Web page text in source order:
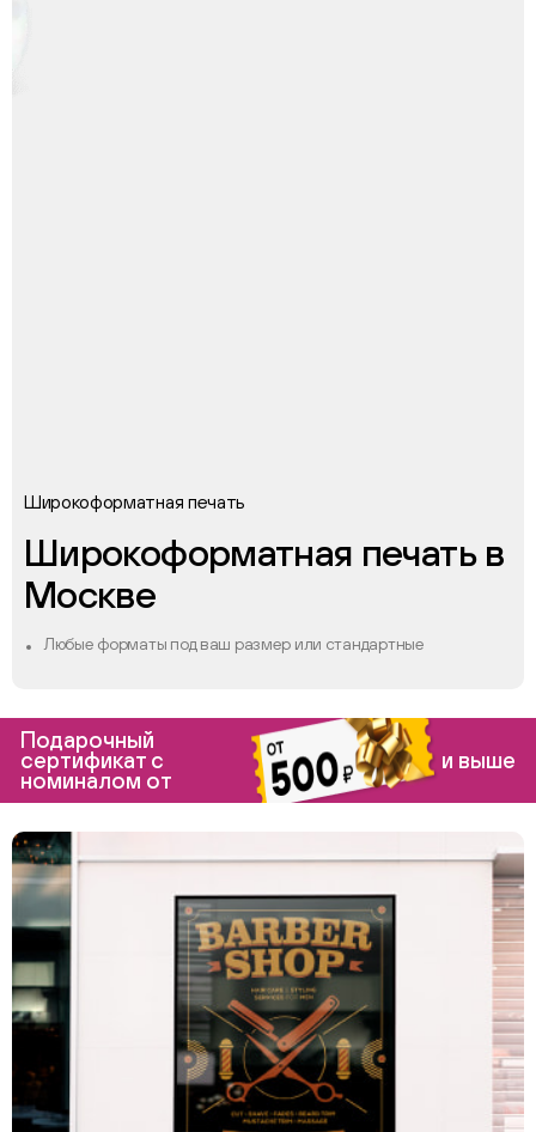
Широкоформатная печать
Широкоформатная печать в
Москве
Любые форматы под ваш размер или стандартные
Подарочный
сертификат с
номиналом от
и выше